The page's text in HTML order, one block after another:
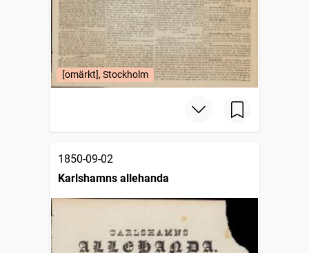
[omärkt], Stockholm
1850-09-02
Karlshamns allehanda